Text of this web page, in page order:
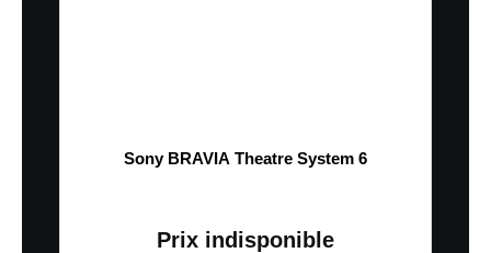
Sony BRAVIA Theatre System 6
Prix indisponible